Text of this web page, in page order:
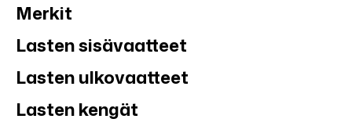
Merkit
Lasten sisävaatteet
Lasten ulkovaatteet
Lasten kengät